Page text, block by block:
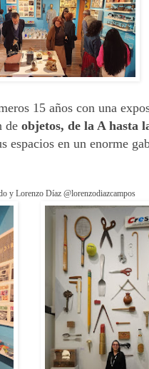
15 años con una
de objetos, de la A hasta
espacios en un enorme
y Lorenzo Díaz @lorenzodiazcampos